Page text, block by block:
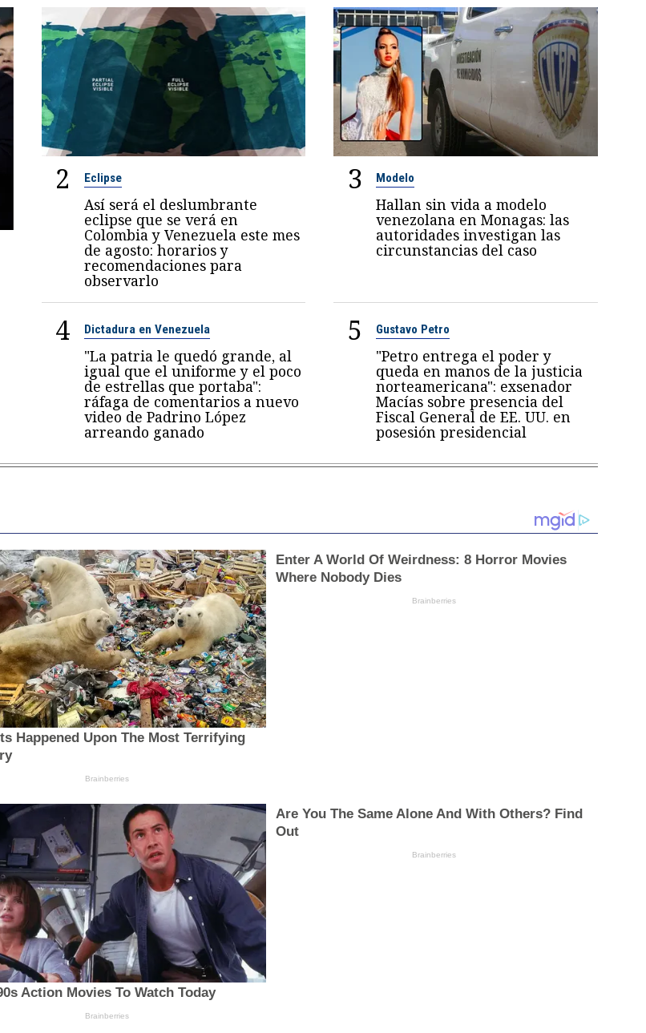
2 Eclipse
Así será el deslumbrante
eclipse que se verá en
Colombia y Venezuela este mes
de agosto: horarios y
recomendaciones para
observarlo
3 Modelo
Hallan sin vida a modelo
venezolana en Monagas: las
autoridades investigan las
circunstancias del caso
4 Dictadura en Venezuela
"La patria le quedó grande, al
igual que el uniforme y el poco
de estrellas que portaba":
ráfaga de comentarios a nuevo
video de Padrino López
arreando ganado
5 Gustavo Petro
"Petro entrega el poder y
queda en manos de la justicia
norteamericana": exsenador
Macías sobre presencia del
Fiscal General de EE. UU. en
posesión presidencial